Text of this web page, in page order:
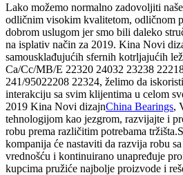
Lako možemo normalno zadovoljiti
odličnim visokim kvalitetom, odličnom
dobrom uslugom jer smo bili daleko
na isplativ način za 2019. Kina Novi
samousklađujućih sfernih kotrljajućih
Ca/Cc/MB/E 22320 24032 23238
241/95022208 22324, želimo da
interakciju sa svim klijentima u celom
2019 Kina Novi dizajnChina Bearings,
tehnologijom kao jezgrom, razvijajte i
robu prema različitim potrebama
kompanija će nastaviti da razvija robu
vrednošću i kontinuirano unapređuje
kupcima pružiće najbolje proizvode i